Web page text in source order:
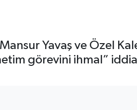
Yavaş ve Özel
görevini ihmal”